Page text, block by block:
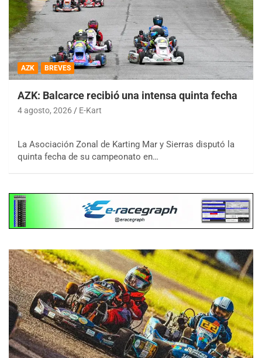
AZK BREVES
AZK: Balcarce recibió una intensa quinta fecha
4 agosto, 2026 E-Kart
La Asociación Zonal de Karting Mar y Sierras disputó la
quinta fecha de su campeonato en…